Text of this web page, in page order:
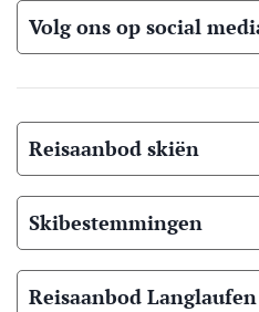
Volg ons op social
Reisaanbod skiën
Skibestemmingen
Reisaanbod Langlaufen